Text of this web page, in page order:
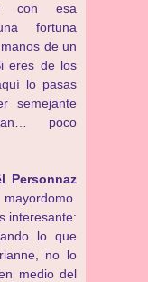
con esa
fortuna
de un
eres de los
lo pasas
semejante
poco
Personnaz
interesante:
lo que
no lo
medio del